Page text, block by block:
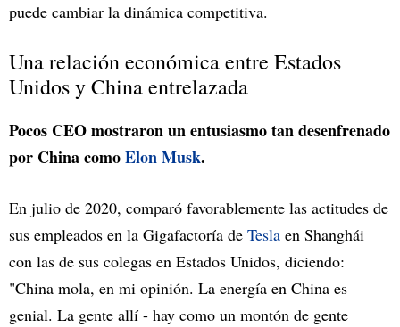
puede cambiar la dinámica competitiva.
Una relación económica entre Estados
Unidos y China entrelazada
Pocos CEO mostraron un entusiasmo tan desenfrenado
por China comoElon Musk.
En julio de 2020, comparó favorablemente las actitudes de
sus empleados en la Gigafactoría de Tesla en Shanghái
con las de sus colegas en Estados Unidos, diciendo:
"China mola, en mi opinión. La energía en China es
genial. La gente allí - hay como un montón de gente